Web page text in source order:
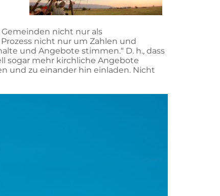
nicht nur als
nicht nur um Zahlen und
und Angebote stimmen.“ D. h., dass
sogar mehr kirchliche Angebote
und zu einander hin einladen. Nicht